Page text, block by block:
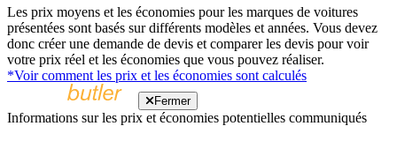
Les prix moyens et les économies pour les marques de voitures
présentées sont basés sur différents modèles et années. Vous devez
donc créer une demande de devis et comparer les devis pour voir
votre prix réel et les économies que vous pouvez réaliser.
*Voir comment les prix et les économies sont calculés
Fermer
Informations sur les prix et économies potentielles communiqués